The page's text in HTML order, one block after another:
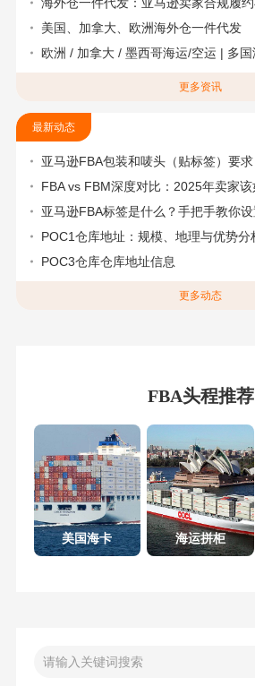
海外仓一件代发：亚马逊卖家合规履
美国、加拿大、欧洲海外仓一件代发
欧洲 / 加拿大 / 墨西哥海运/空运 | 多
更多资讯
最新动态
亚马逊FBA包装和唛头（贴标签）要求
FBA vs FBM深度对比：2025年卖家该如何选
亚马逊FBA标签是什么？手把手教你设置
POC1仓库地址：规模、地理与优势分
POC3仓库仓库地址信息
更多动态
FBA头程推荐
美国海卡 海运拼柜